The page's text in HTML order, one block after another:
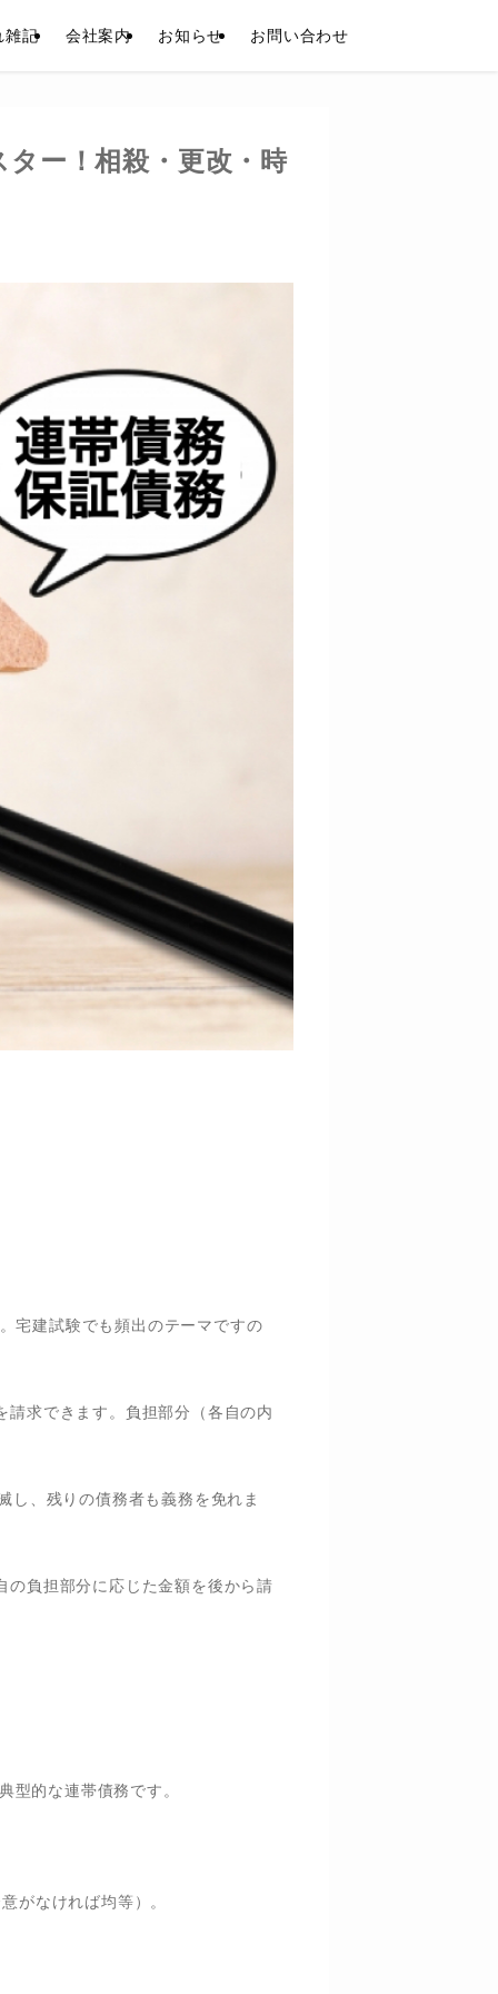
雑記 会社案内 お知らせ お問い合わせ
ー！相殺・更改・時
宅建試験でも頻出のテーマですの
求できます。負担部分（各自の内
、残りの債務者も義務を免れま
負担部分に応じた金額を後から請
型的な連帯債務です。
がなければ均等）。